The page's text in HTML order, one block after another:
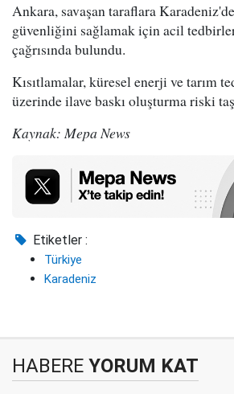
Ankara, savaşan taraflara
güvenliğini sağlamak için acil
çağrısında bulundu.
Kısıtlamalar, küresel enerji ve tarım
üzerinde ilave baskı oluşturma riski
Kaynak: Mepa News
Etiketler :
Türkiye
Karadeniz
HABERE YORUM KAT